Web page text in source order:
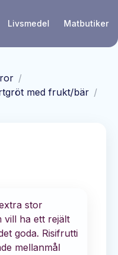
Livsmedel Matbutiker
/
med frukt/bär /
stor
vill ha ett rejält
goda. Risifrutti
mellanmål